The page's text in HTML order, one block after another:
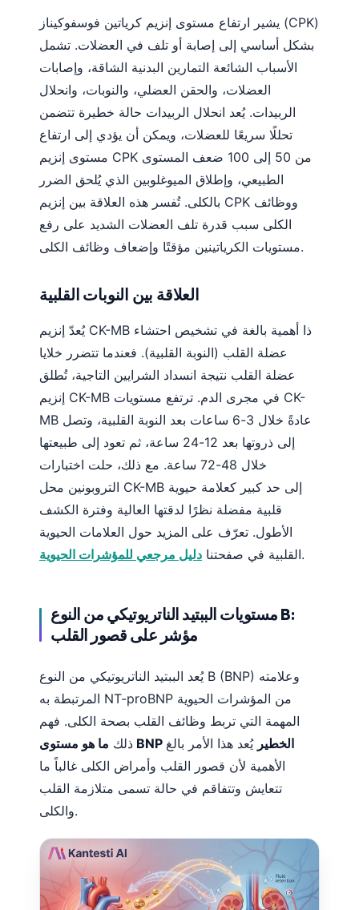
يشير ارتفاع مستوى إنزيم كرياتين فوسفوكيناز (CPK)
بشكل أساسي إلى إصابة أو تلف في العضلات. تشمل
الأسباب الشائعة التمارين البدنية الشاقة، وإصابات
العضلات، والحقن العضلي، والنوبات، وانحلال
الربيدات. يُعد انحلال الربيدات حالة خطيرة تتضمن
تحللًا سريعًا للعضلات، ويمكن أن يؤدي إلى ارتفاع
مستوى إنزيم CPK من 50 إلى 100 ضعف المستوى
الطبيعي، وإطلاق الميوغلوبين الذي يُلحق الضرر
بالكلى. تُفسر هذه العلاقة بين إنزيم CPK ووظائف
الكلى سبب قدرة تلف العضلات الشديد على رفع
مستويات الكرياتينين مؤقتًا وإضعاف وظائف الكلى.
العلاقة بين النوبات القلبية
يُعدّ إنزيم CK-MB ذا أهمية بالغة في تشخيص احتشاء
عضلة القلب (النوبة القلبية). فعندما تتضرر خلايا
عضلة القلب نتيجة انسداد الشرايين التاجية، تُطلق
إنزيم CK-MB في مجرى الدم. ترتفع مستويات CK-
MB عادةً خلال 3-6 ساعات بعد النوبة القلبية، وتصل
إلى ذروتها بعد 12-24 ساعة، ثم تعود إلى طبيعتها
خلال 48-72 ساعة. مع ذلك، حلت اختبارات
التروبونين محل CK-MB إلى حد كبير كعلامة حيوية
قلبية مفضلة نظرًا لدقتها العالية وفترة الكشف
الأطول. تعرّف على المزيد حول العلامات الحيوية
القلبية في صفحتنا دليل مرجعي للمؤشرات الحيوية .
مستويات الببتيد الناتريوتيكي من النوع B:
مؤشر على قصور القلب
يُعد الببتيد الناتريوتيكي من النوع B (BNP) وعلامته
المرتبطة به NT-proBNP من المؤشرات الحيوية
المهمة التي تربط وظائف القلب بصحة الكلى. فهم
ذلك
ما هو مستوى BNP الخطير يُعد هذا الأمر بالغ
الأهمية لأن قصور القلب وأمراض الكلى غالباً ما
تتعايش وتتفاقم في حالة تسمى متلازمة القلب
والكلى.
Slovenčina
پښتو
سنڌي
සිංහල
Galego
Latviešu valoda
Македонски јазик
Gàidhlig
ພາສາລາວ
Basa Jawa
Cebuano
ئۇيغۇرچە
Кыргызча
Татар теле
Беларуская мова
Esperanto
Norsk bokmål